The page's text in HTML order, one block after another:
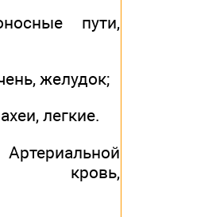
пути,
желудок;
легкие.
кровь,